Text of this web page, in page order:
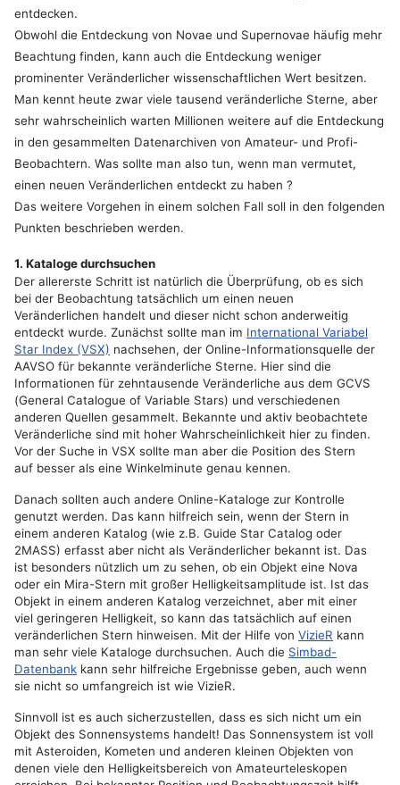
entdecken.
Obwohl die Entdeckung von Novae und Supernovae häufig mehr
Beachtung finden, kann auch die Entdeckung weniger
prominenter Veränderlicher wissenschaftlichen Wert besitzen.
Man kennt heute zwar viele tausend veränderliche Sterne, aber
sehr wahrscheinlich warten Millionen weitere auf die Entdeckung
in den gesammelten Datenarchiven von Amateur- und Profi-
Beobachtern. Was sollte man also tun, wenn man vermutet,
einen neuen Veränderlichen entdeckt zu haben ?
Das weitere Vorgehen in einem solchen Fall soll in den folgenden
Punkten beschrieben werden.
1. Kataloge durchsuchen
Der allererste Schritt ist natürlich die Überprüfung, ob es sich
bei der Beobachtung tatsächlich um einen neuen
Veränderlichen handelt und dieser nicht schon anderweitig
entdeckt wurde. Zunächst sollte man im International Variabel
Star Index (VSX) nachsehen, der Online-Informationsquelle der
AAVSO für bekannte veränderliche Sterne. Hier sind die
Informationen für zehntausende Veränderliche aus dem GCVS
(General Catalogue of Variable Stars) und verschiedenen
anderen Quellen gesammelt. Bekannte und aktiv beobachtete
Veränderliche sind mit hoher Wahrscheinlichkeit hier zu finden.
Vor der Suche in VSX sollte man aber die Position des Stern
auf besser als eine Winkelminute genau kennen.
Danach sollten auch andere Online-Kataloge zur Kontrolle
genutzt werden. Das kann hilfreich sein, wenn der Stern in
einem anderen Katalog (wie z.B. Guide Star Catalog oder
2MASS) erfasst aber nicht als Veränderlicher bekannt ist. Das
ist besonders nützlich um zu sehen, ob ein Objekt eine Nova
oder ein Mira-Stern mit großer Helligkeitsamplitude ist. Ist das
Objekt in einem anderen Katalog verzeichnet, aber mit einer
viel geringeren Helligkeit, so kann das tatsächlich auf einen
veränderlichen Stern hinweisen. Mit der Hilfe von VizieR kann
man sehr viele Kataloge durchsuchen. Auch die Simbad-
Datenbank kann sehr hilfreiche Ergebnisse geben, auch wenn
sie nicht so umfangreich ist wie VizieR.
Sinnvoll ist es auch sicherzustellen, dass es sich nicht um ein
Objekt des Sonnensystems handelt! Das Sonnensystem ist voll
mit Asteroiden, Kometen und anderen kleinen Objekten von
denen viele den Helligkeitsbereich von Amateurteleskopen